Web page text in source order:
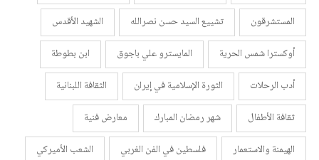
المستشرقون
تشييع السيد حسن نصرالله
الشهيد الأقدس
أوكسترا شمس الحرية
المايسترو علي باجوق
ابن بطوطة
أدب الرحلات
الثورة الإسلامية في إيران
الثقافة اللبنانية
ثقافة الأطفال
شهر رمضان المبارك
معارض فنية
الهيمنة والاستعمار
فلسطين في الفن الغربي
الشعب الأميركي